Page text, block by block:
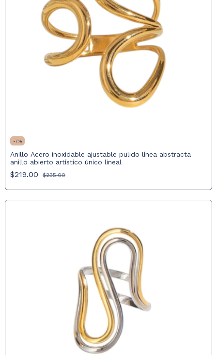
-7%
Anillo Acero inoxidable ajustable pulido línea abstracta
anillo abierto artístico único lineal
$219.00 $235.00